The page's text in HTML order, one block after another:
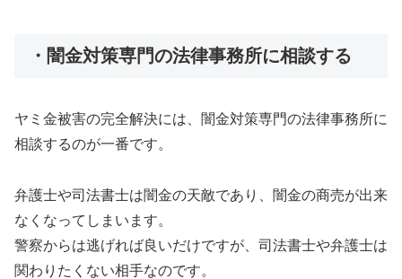
・闇金対策専門の法律事務所に相談する
ヤミ金被害の完全解決には、闇金対策専門の法律事務所に
相談するのが一番です。
弁護士や司法書士は闇金の天敵であり、闇金の商売が出来
なくなってしまいます。
警察からは逃げれば良いだけですが、司法書士や弁護士は
関わりたくない相手なのです。